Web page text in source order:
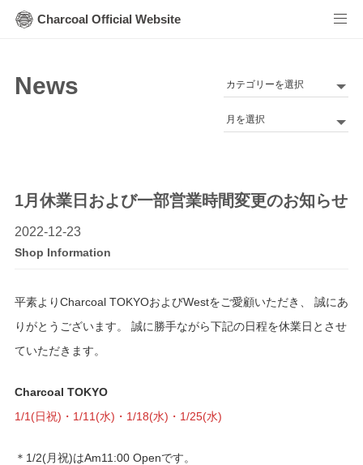
Charcoal Official Website
News
カ
ゴArchives
1月休業日および一部営業時間変更のお知らせ
2022-12-23
Shop Information
平素よりCharcoal TOKYOおよびWestをご愛顧いただき、 誠にあ
りがとうございます。 誠に勝手ながら下記の日程を休業日とさせ
ていただきます。
Charcoal TOKYO
1/1(日祝)・1/11(水)・1/18(水)・1/25(水)
＊1/2(月祝)はam11:00 Openです。